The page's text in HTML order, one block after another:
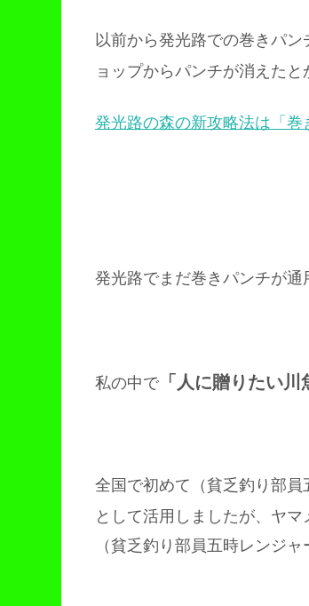
以前から発光路での巻きパ
ョップからパンチが消えたと
発光路の森の新攻略法は「巻
発光路でまだ巻きパンチが
私の中で「人に贈りたい川
全国で初めて（貧乏釣り部
として活用しましたが、ヤ
（貧乏釣り部員五時レンジャ